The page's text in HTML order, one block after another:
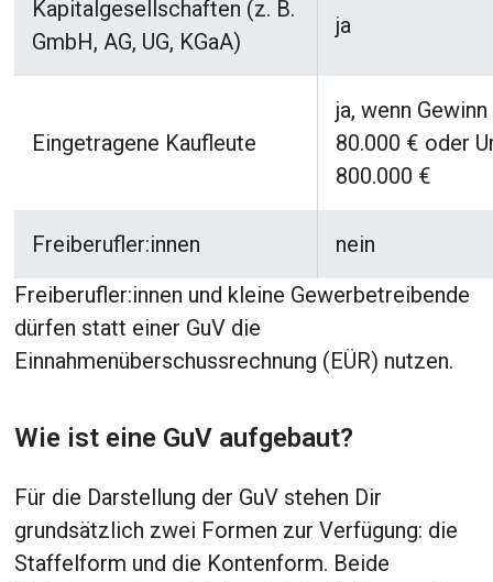
Kapitalgesellschaften (z. B.
GmbH, AG, UG, KGaA)
ja
Eingetragene Kaufleute
ja, wenn
80.000 € oder
800.000 €
Freiberufler:innen
nein
Freiberufler:innen und kleine Gewerbetreibende
dürfen statt einer GuV die
Einnahmenüberschussrechnung (EÜR) nutzen.
Wie ist eine GuV aufgebaut?
Für die Darstellung der GuV stehen Dir
grundsätzlich zwei Formen zur Verfügung: die
Staffelform und die Kontenform. Beide